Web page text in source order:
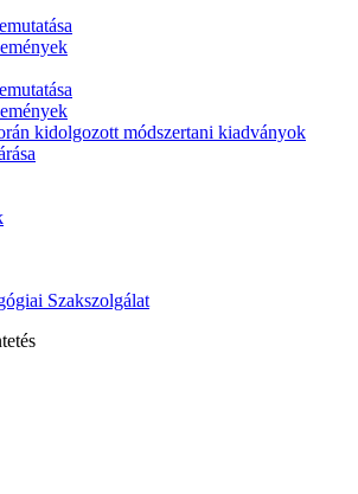
kidolgozott módszertani kiadványok